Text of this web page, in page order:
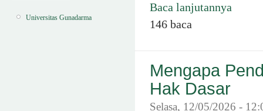
Universitas Gunadarma
Baca lanjutannya
146 baca
Mengapa
Hak Dasar
Selasa, 12/05/2026 -